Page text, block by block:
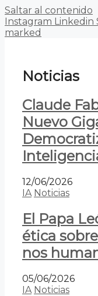
Saltar al contenido
Instagram Linkedin
marked
Noticias
Claude
Nuevo
12/06/2026
IA Noticias
El Papa
ética
nos
05/06/2026
IA Noticias